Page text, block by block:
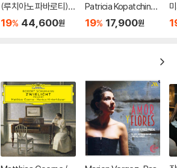
(루치아노 파바로티) -
이탈리아 오페라 리마
19% 44,600원
Patricia Kopatchinsk
aja 차이코프스키: 바이
19% 17,900원